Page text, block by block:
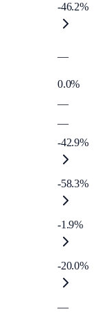
-46.2%
—
0.0%
—
—
-42.9%
-58.3%
-1.9%
-20.0%
—